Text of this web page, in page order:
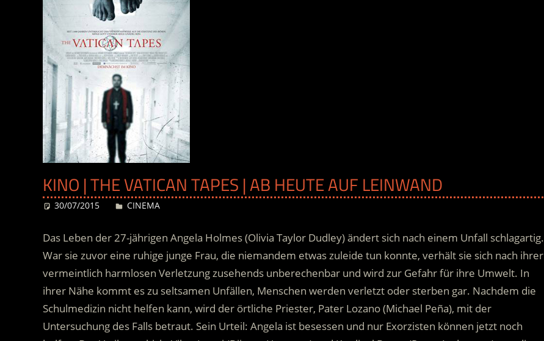
KINO | THE VATICAN TAPES | AB HEUTE AUF LEINWAND
30/07/2015 Desiree
CINEMA
Das Leben der 27-jährigen Angela Holmes (Olivia Taylor Dudley) ändert sich nach einem Unfall schlagartig.
War sie zuvor eine ruhige junge Frau, die niemandem etwas zuleide tun konnte, verhält sie sich nach ihrer
vermeintlich harmlosen Verletzung zusehends unberechenbar und wird zur Gefahr für ihre Umwelt. In
ihrer Nähe kommt es zu seltsamen Unfällen, Menschen werden verletzt oder sterben gar. Nachdem die
Schulmedizin nicht helfen kann, wird der örtliche Priester, Pater Lozano (Michael Peña), mit der
Untersuchung des Falls betraut. Sein Urteil: Angela ist besessen und nur Exorzisten können jetzt noch